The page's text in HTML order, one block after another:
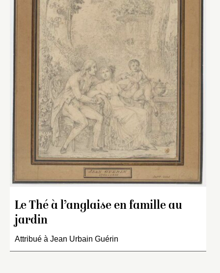
Le Thé à l’anglaise en famille au
jardin
Attribué à Jean Urbain Guérin